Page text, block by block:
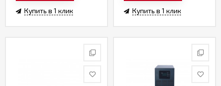
Купить в 1 клик Купить в 1 клик